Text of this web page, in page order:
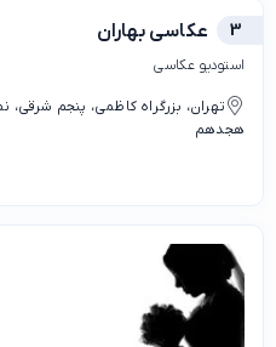
3 عکاسی بهاران
استودیو عکاسی
تهران، بزرگراه کاظمی، پنجم شرقی،
هجدهم